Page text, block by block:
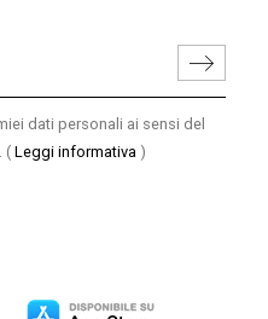
dati personali ai sensi del
( Leggi informativa )